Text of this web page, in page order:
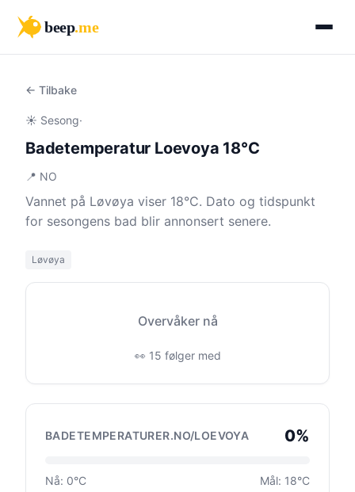
beep.me
← Tilbake
☀️ Sesong·
Badetemperatur Loevoya 18°C
📍 NO
Vannet på Løvøya viser 18°C. Dato og tidspunkt
for sesongens bad blir annonsert senere.
Løvøya
Overvåker nå
👀 15 følger med
BADETEMPERATURER.NO/LOEVOYA 0%
Nå: 0°C Mål: 18°C